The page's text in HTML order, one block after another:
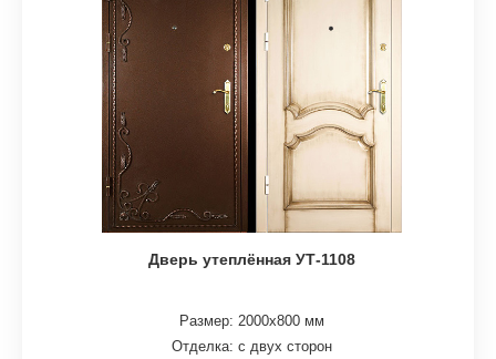
Дверь утеплённая УТ-1108
Размер: 2000х800 мм
Отделка: с двух сторон